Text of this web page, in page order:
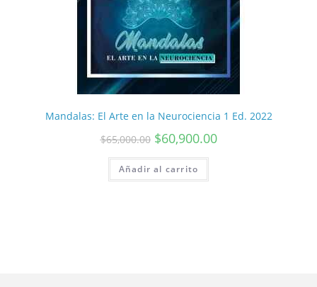
Mandalas: El Arte en la Neurociencia 1 Ed. 2022
$65,000.00 $60,900.00
Añadir al carrito